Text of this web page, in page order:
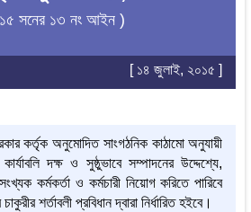
সনের ১৩ নং আইন )
[ ১৪ জুলাই, ২০১৫ ]
কর্তৃক অনুমোদিত সাংগঠনিক কাঠামো অনুযায়ী
দক্ষ ও সুষ্ঠুভাবে সম্পাদনের উদ্দেশ্যে,
কর্মকর্তা ও কর্মচারী নিয়োগ করিতে পারিবে
শর্তাবলী প্রবিধান দ্বারা নির্ধারিত হইবে।